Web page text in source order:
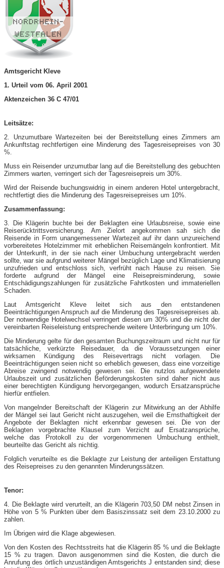
Amtsgericht Kleve
1. Urteil vom 06. April 2001
Aktenzeichen 36 C 47/01
Leitsätze:
2. Unzumutbare Wartezeiten bei der Bereitstellung eines Zimmers am
Ankunftstag rechtfertigen eine Minderung des Tagesreisepreises von 30
%.
Muss ein Reisender unzumutbar lang auf die Bereitstellung des gebuchten
Zimmers warten, verringert sich der Tagesreisepreis um 30%.
Wird der Reisende buchungswidrig in einem anderen Hotel untergebracht,
rechtfertigt dies die Minderung des Tagesreisepreises um 10%.
Zusammenfassung:
3. Die Klägerin buchte bei der Beklagten eine Urlaubsreise, sowie eine
Reiserücktrittsversicherung. Am Zielort angekommen sah sich die
Reisende in Form unangemessener Wartezeit auf ihr dann unzureichend
vorbereitetes Hotelzimmer mit erheblichen Reisemängeln konfrontiert. Mit
der Unterkunft, in der sie nach einer Umbuchung untergebracht werden
sollte, war sie aufgrund weiterer Mängel bezüglich Lage und Klimatisierung
unzufrieden und entschloss sich, verfrüht nach Hause zu reisen. Sie
forderte aufgrund der Mängel eine Reisepreisminderung, sowie
Entschädigungszahlungen für zusätzliche Fahrtkosten und immateriellen
Schaden.
Laut Amtsgericht Kleve leitet sich aus den entstandenen
Beeinträchtigungen Anspruch auf die Minderung des Tagesreisepreises ab.
Der notwendige Hotelwechsel verringert diesen um 30% und die nicht der
vereinbarten Reiseleistung entsprechende weitere Unterbringung um 10%.
Die Minderung gelte für den gesamten Buchungszeitraum und nicht nur für
tatsächliche, verkürzte Reisedauer, da die Voraussetzungen einer
wirksamen Kündigung des Reisevertrags nicht vorlagen. Die
Beeinträchtigungen seien nicht so erheblich gewesen, dass eine vorzeitige
Abreise zwingend notwendig gewesen sei. Die nutzlos aufgewendete
Urlaubszeit und zusätzlichen Beförderungskosten sind daher nicht aus
einer berechtigten Kündigung hervorgegangen, wodurch Ersatzansprüche
hierfür entfielen.
Von mangelnder Bereitschaft der Klägerin zur Mitwirkung an der Abhilfe
der Mängel sei laut Gericht nicht auszugehen, weil die Ernsthaftigkeit der
Angebote der Beklagten nicht erkennbar gewesen sei. Die von der
Beklagten vorgebrachte Klausel zum Verzicht auf Ersatzansprüche,
welche das Protokoll zu der vorgenommenen Umbuchung enthielt,
beurteilte das Gericht als nichtig.
Folglich verurteilte es die Beklagte zur Leistung der anteiligen Erstattung
des Reisepreises zu den genannten Minderungssätzen.
Tenor:
4. Die Beklagte wird verurteilt, an die Klägerin 703,50 DM nebst Zinsen in
Höhe von 5 % Punkten über dem Basiszinssatz seit dem 23.10.2000 zu
zahlen.
Im Übrigen wird die Klage abgewiesen.
Von den Kosten des Rechtsstreits hat die Klägerin 85 % und die Beklagte
15 % zu tragen. Davon ausgenommen sind die Kosten, die durch die
Anrufung des örtlich unzuständigen Amtsgerichts J entstanden sind; diese